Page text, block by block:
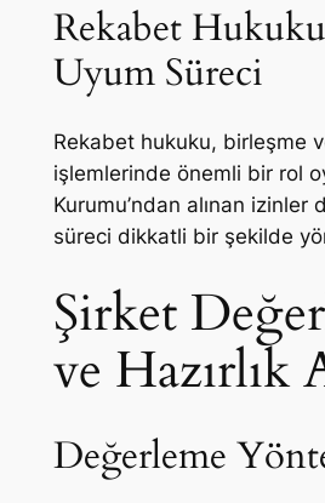
Rekabet
Uyum Süreci
Rekabet hukuku, birleşme
işlemlerinde önemli bir rol
Kurumu’ndan alınan izinler
süreci dikkatli bir şekilde
Şirket
ve Hazırlık
Değerleme